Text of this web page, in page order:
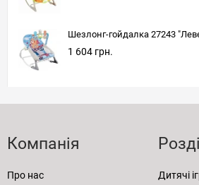
Шезлонг-гойдалка 27243
1 604 грн.
Компанія
Про нас
Дитячі